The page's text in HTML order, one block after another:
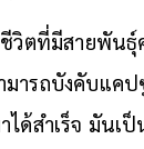
วิตที่มีสายพันธุ์
ารถบังคับแคป
ด้สำเร็จ มันเป็